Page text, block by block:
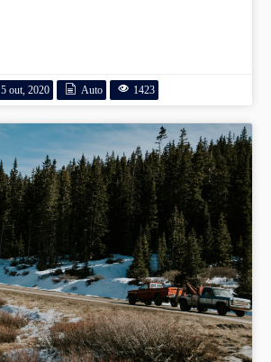
5 out, 2020 Auto 1423